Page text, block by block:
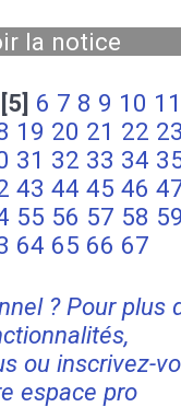
la notice
[5] 6 7 8 9 10 11
19 20 21 22
31 32 33 34
43 44 45 46
55 56 57 58
64 65 66 67
? Pour plus
ou inscrivez-
espace pro